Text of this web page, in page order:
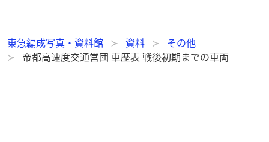
東急編成写真・資料館 資料
その他
帝都高速度交通営団 車歴表 戦後初期までの車両